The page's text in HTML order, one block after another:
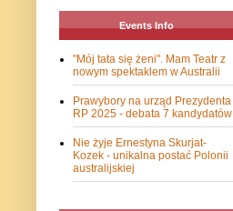
Events Info
"Mój tata się żeni". Mam Teatr z
nowym spektaklem w Australii
Prawybory na urząd Prezydenta
RP 2025 - debata 7 kandydatów
Nie żyje Ernestyna Skurjat-
Kozek - unikalna postać Polonii
australijskiej